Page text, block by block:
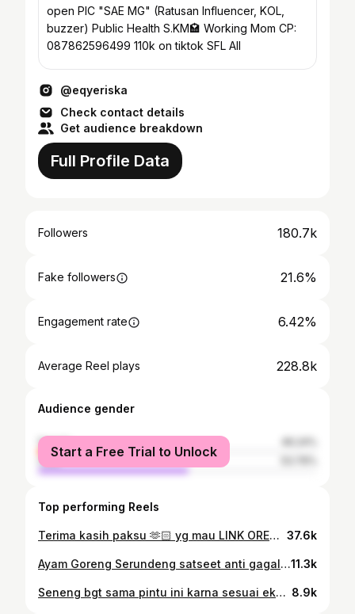
open PIC "SAE MG" (Ratusan Influencer, KOL,
buzzer) Public Health S.KM🏩 Working Mom CP:
087862596499‬ 110k on tiktok SFL AII
@eqyeriska
Check contact details
Get audience breakdown
Full Profile Data
Followers 180.7k
Fake followers 21.6%
Engagement rate 6.42%
Average Reel plays 228.8k
Audience gender
female
male
Start a Free Trial to Unlock
Top performing Reels
Terima kasih paksu 🫶🏻 yg mau LINK OREN nya Komen MAU nanti aku kirim linknya🤗 37.6k
Ayam Goreng Serundeng satseet anti gagal yuk recook🎉 #ayamgorengserundeng_satset #resepsatset_rudy11.3k
Seneng bgt sama pintu ini karna sesuai ekspektasi bgt� mana dapet kayu yg tebel kualitas grade A dan yg pasti ga bikin jebol kantong. Kalo mau pesen langsung dm aja ke @dffurniturejepara bisa request sesuka hati� #Pintuestetik #pintu #pintukayu #furniture #pinturumah #pinturumahminimalis #homedecore #homeliving 8.9k